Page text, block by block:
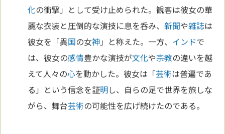
化の衝撃」として受け止められた。観客は彼女の華
麗な衣装と圧倒的な演技に息を呑み、新聞や雑誌は
彼女を「異国の女神」と称えた。一方、 インドで
は、彼女の感情豊かな演技が文化や宗教の違いを越
えて人々の心を動かした。彼女は「芸術は普遍であ
る」という信念を証明し、自らの足で世界を旅しな
がら、舞台芸術の可能性を広げ続けたのである。